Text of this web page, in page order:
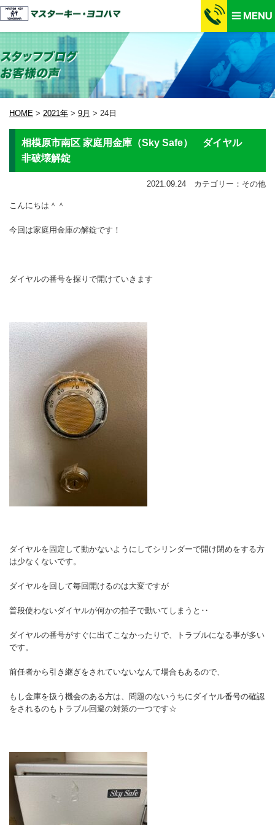
HOME > 2021年 > 9月 > 24日
相模原市南区 家庭用金庫（Sky Safe） ダイヤル
非破壊解錠
2021.09.24 カテゴリー：その他
こんにちは＾＾
今回は家庭用金庫の解錠です！
ダイヤルの番号を探りで開けていきます
ダイヤルを固定して動かないようにしてシリンダーで開け閉めをする方
は少なくないです。
ダイヤルを回して毎回開けるのは大変ですが
普段使わないダイヤルが何かの拍子で動いてしまうと‥
ダイヤルの番号がすぐに出てこなかったりで、トラブルになる事が多い
です。
前任者から引き継ぎをされていないなんて場合もあるので、
もし金庫を扱う機会のある方は、問題のないうちにダイヤル番号の確認
をされるのもトラブル回避の対策の一つです☆